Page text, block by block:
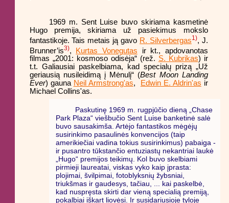
1969 m. Sent Luise buvo skiriama kasmetinė
Hugo premija, skiriama už pasiekimus mokslo
fantastikoje. Tais metais ją gavo R. Silverbergas1), J.
Brunner’is3), Kurtas Vonegutas ir kt., apdovanotas
filmas „2001: kosmoso odisėja“ (rež. S. Kubrikas) ir
t.t. Galiausiai paskelbiama, kad specialų prizą „Už
geriausią nusileidimą į Mėnulį“ (Best Moon Landing
Ever) gauna Neil Armstrong'as, Edwin E. Aldrin'as ir
Michael Collins'as.
Paskutinę 1969 m. rugpjūčio dieną „Chase
Park Plaza“ viešbučio Sent Luise banketinė salė
buvo sausakimša. Artėjo fantastikos mėgėjų
susirinkimo pasaulinės konvencijos (taip
amerikiečiai vadina tokius susirinkimus) pabaiga -
ir pusantro tūkstančio entuziastų nekantriai laukė
„Hugo“ premijos teikimų. Kol buvo skelbiami
pirmieji laureatai, viskas vyko kaip įprasta:
plojimai, švilpimai, fotoblyksnių žybsniai,
triukšmas ir gaudesys, tačiau, ... kai paskelbė,
kad nuspręsta skirti dar vieną specialią premiją,
pokalbiai iškart liovėsi. Ir susidariusioje tyloje